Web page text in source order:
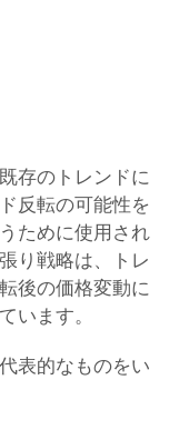
存のトレンドに
反転の可能性を
ために使用され
り戦略は、トレ
後の価格変動に
います。
表的なものをい